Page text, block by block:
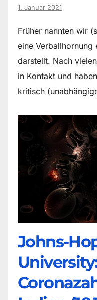
1. Januar 2021
Früher nannten wir
eine Verballhornung
darstellt. Nach
in Kontakt und
kritisch
Johns-